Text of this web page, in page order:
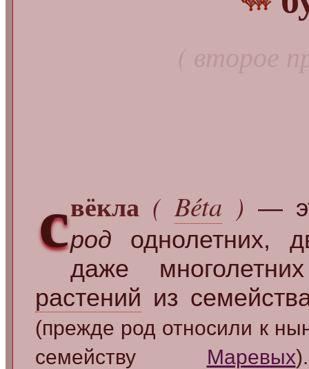
свёкла ( Béta ) —
род однолетних,
даже
растений из
(прежде род относили к
семейству Маревых).